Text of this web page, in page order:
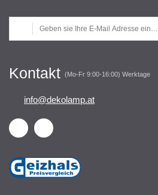
Kontakt (Mo-Fr 9:00-16:00) Werktage
info@dekolamp.at